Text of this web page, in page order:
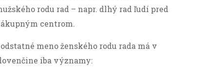
rodu rad – napr. dlhý rad ľudí pred
centrom.
meno ženského rodu rada má v
iba významy: